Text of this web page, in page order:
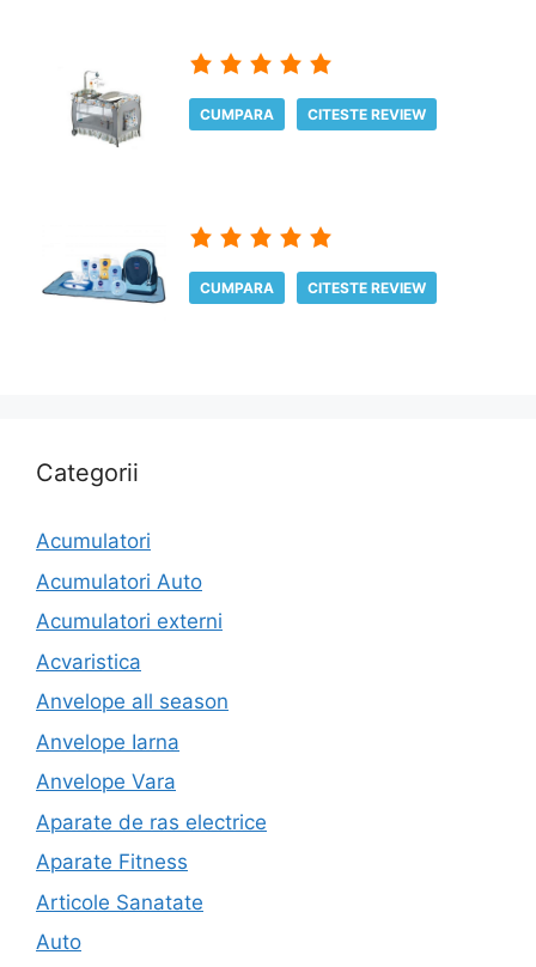
CUMPARA CITESTE REVIEW
CUMPARA CITESTE REVIEW
Categorii
Acumulatori
Acumulatori Auto
Acumulatori externi
Acvaristica
Anvelope all season
Anvelope Iarna
Anvelope Vara
Aparate de ras electrice
Aparate Fitness
Articole Sanatate
Auto